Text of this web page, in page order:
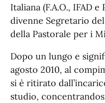
Italiana (F.A.O., IFAD
divenne Segretario
della Pastorale per i
Dopo un lungo e
agosto 2010, al
si è ritirato
studio,